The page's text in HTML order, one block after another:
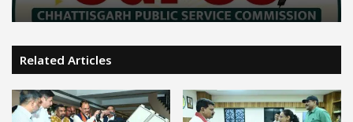
Related Articles